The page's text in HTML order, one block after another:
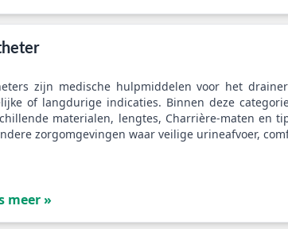
zijn medische hulpmiddelen voor het
of langdurige indicaties. Binnen deze
materialen, lengtes, Charrière-maten en
zorgomgevingen waar veilige urineafvoer,
meer »